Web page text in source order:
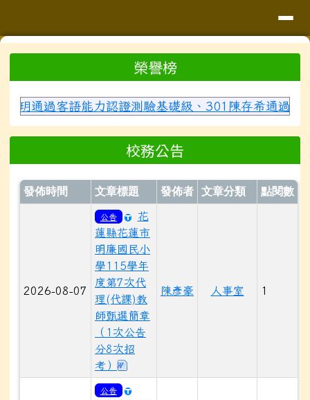
榮譽榜
語能力認證測驗基礎級、301陳存希通過客語能力認證
校務公告
發佈時間 文章標題 發佈者 文章分類 點閱數
2026-08-07
公告
花
蓮縣花蓮市
明廉國民小
學115學年
度第7次代
理(代課)教
師甄選簡章
（1次公告
分8次招
考）
陳彥豪 人事室 1
公告
頁尾區域